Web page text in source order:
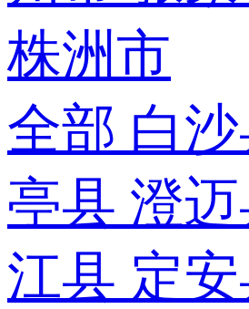
株洲市
全部 白
亭县 澄
江县 定